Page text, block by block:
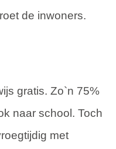
de inwoners.
gratis. Zo`n 75%
naar school. Toch
met